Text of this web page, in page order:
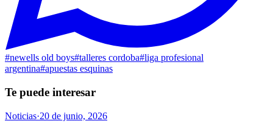
#newells old boys#talleres cordoba#liga profesional
argentina#apuestas esquinas
Te puede interesar
Noticias·20 de junio, 2026